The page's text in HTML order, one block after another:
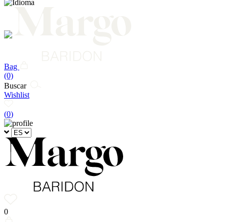
Bag
(0)
Buscar
Wishlist
(0)
0